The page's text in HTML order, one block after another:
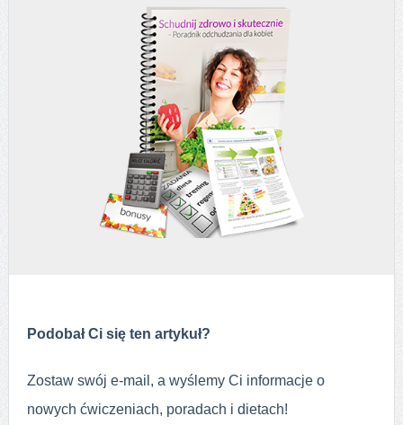
Podobał Ci się ten artykuł?
Zostaw swój e-mail, a wyślemy Ci informacje o
nowych ćwiczeniach, poradach i dietach!